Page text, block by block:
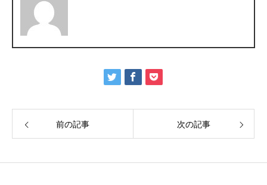
前の記事 次の記事